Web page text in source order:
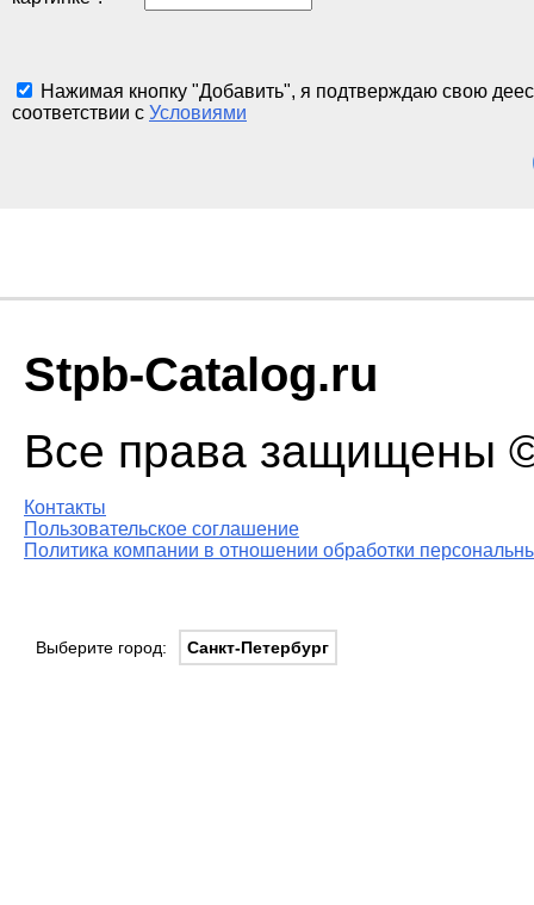
Нажимая кнопку "Добавить", я подтверждаю свою
соответствии с Условиями
Stpb-Catalog.ru
Все права защищены
Контакты
Пользовательское соглашение
Политика компании в отношении обработки
Выберите город: Санкт-Петербург